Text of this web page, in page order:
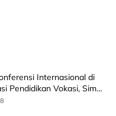
Internasional di
Pendidikan Vokasi, Simak